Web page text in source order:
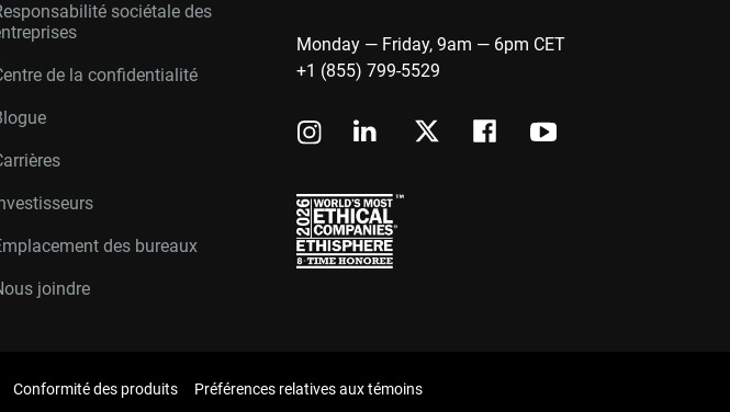
sociétale des
de la confidentialité
des bureaux
joindre
Monday — Friday, 9am — 6pm CET
+1 (855) 799-5529
Conformité des produits Préférences relatives aux témoins